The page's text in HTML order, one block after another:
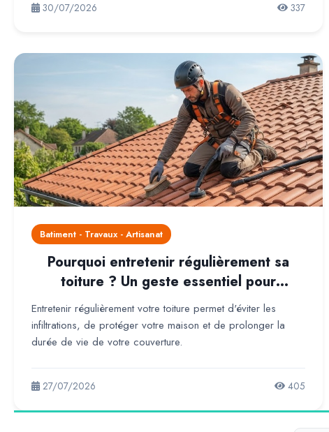
30/07/2026 337
Batiment - Travaux - Artisanat
Pourquoi entretenir régulièrement sa
toiture ? Un geste essentiel pour
protéger durablement votre maison
Entretenir régulièrement votre toiture permet d'éviter les
infiltrations, de protéger votre maison et de prolonger la
durée de vie de votre couverture.
27/07/2026 405